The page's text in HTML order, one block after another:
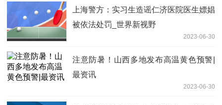
上海警方：实习生造谣仁济医院医生嫖娼
被依法处罚_世界新视野
2023-06-30
注意防暑！山西多地发布高温黄色预警|
最资讯
2023-06-30